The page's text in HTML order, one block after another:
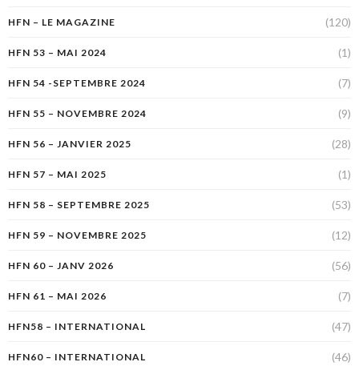
HFN – LE MAGAZINE (120)
HFN 53 – MAI 2024 (1)
HFN 54 -SEPTEMBRE 2024 (7)
HFN 55 – NOVEMBRE 2024 (9)
HFN 56 – JANVIER 2025 (28)
HFN 57 – MAI 2025 (1)
HFN 58 – SEPTEMBRE 2025 (53)
HFN 59 – NOVEMBRE 2025 (12)
HFN 60 – JANV 2026 (56)
HFN 61 – MAI 2026 (7)
HFN58 – INTERNATIONAL (47)
HFN60 – INTERNATIONAL (46)